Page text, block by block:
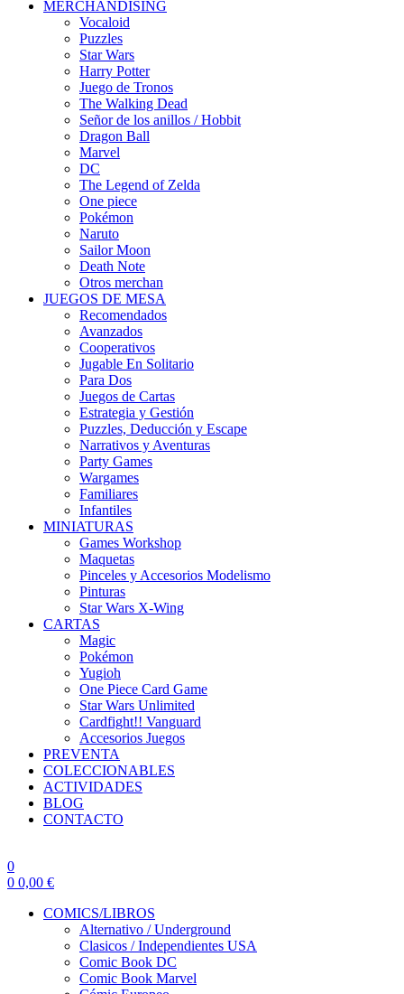
MERCHANDISING
Vocaloid
Puzzles
Star Wars
Harry Potter
Juego de Tronos
The Walking Dead
Señor de los anillos / Hobbit
Dragon Ball
Marvel
DC
The Legend of Zelda
One piece
Pokémon
Naruto
Sailor Moon
Death Note
Otros merchan
JUEGOS DE MESA
Recomendados
Avanzados
Cooperativos
Jugable En Solitario
Para Dos
Juegos de Cartas
Estrategia y Gestión
Puzzles, Deducción y Escape
Narrativos y Aventuras
Party Games
Wargames
Familiares
Infantiles
MINIATURAS
Games Workshop
Maquetas
Pinceles y Accesorios Modelismo
Pinturas
Star Wars X-Wing
CARTAS
Magic
Pokémon
Yugioh
One Piece Card Game
Star Wars Unlimited
Cardfight!! Vanguard
Accesorios Juegos
PREVENTA
COLECCIONABLES
ACTIVIDADES
BLOG
CONTACTO
0
0 0,00 €
COMICS/LIBROS
Alternativo / Underground
Clasicos / Independientes USA
Comic Book DC
Comic Book Marvel